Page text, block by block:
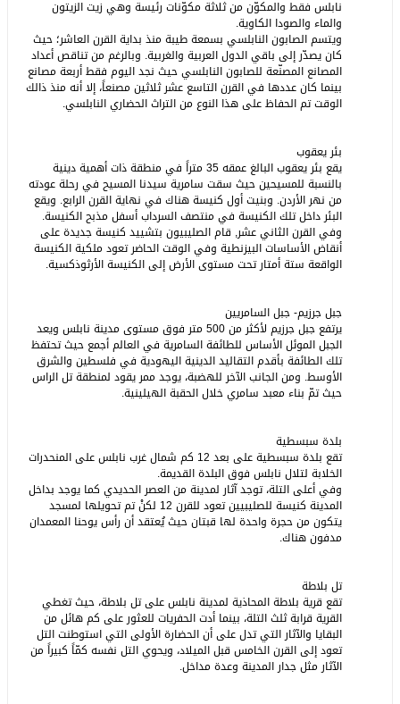
نابلس فقط والمكوّن من ثلاثة مكوّنات رئيسة وهي زيت الزيتون
والماء والصودا الكاوية.
ويتسم الصابون النابلسي بسمعة طيبة منذ بداية القرن العاشر؛ حيث
كان يصدّر إلى باقي الدول العربية والغربية. وبالرغم من تناقص أعداد
المصانع المصنّعة للصابون النابلسي حيث نجد اليوم فقط أربعة مصانع
بينما كان عددها في القرن التاسع عشر ثلاثين مصنعاً، إلا أنه منذ ذالك
الوقت تم الحفاظ على هذا النوع من التراث الحضاري النابلسي.
بئر يعقوب
يقع بئر يعقوب البالغ عمقه 35 متراً في منطقة ذات أهمية دينية
بالنسبة للمسيحين حيث سقت سامرية سيدنا المسيح في رحلة عودته
من نهر الأردن. وبنيت أول كنيسة هناك في نهاية القرن الرابع. ويقع
البئر داخل تلك الكنيسة في منتصف السرداب أسفل مذبح الكنيسة.
وفي القرن الثاني عشر, قام الصليبيون بتشييد كنيسة جديدة على
أنقاض الأساسات البيزنطية وفي الوقت الحاضر تعود ملكية الكنيسة
الواقعة ستة أمتار تحت مستوى الأرض إلى الكنيسة الأرثوذكسية.
جبل جرزيم- جبل السامريين
يرتفع جبل جرزيم لأكثر من 500 متر فوق مستوى مدينة نابلس ويعد
الجبل الموئل الأساس للطائفة السامرية في العالم أجمع حيث تحتفظ
تلك الطائفة بأقدم التقاليد الدينية اليهودية في فلسطين والشرق
الأوسط. ومن الجانب الآخر للهضبة، يوجد ممر يقود لمنطقة تل الراس
حيث تمّ بناء معبد سامري خلال الحقبة الهيلينية.
بلدة سبسطية
تقع بلدة سبسطية على بعد 12 كم شمال غرب نابلس على المنحدرات
الخلابة لتلال نابلس فوق البلدة القديمة.
وفي أعلى التلة، توجد آثار لمدينة من العصر الحديدي كما يوجد بداخل
المدينة كنيسة للصليبيين تعود للقرن 12 لكنْ تم تحويلها لمسجد
يتكون من حجرة واحدة لها قبتان حيث يُعتقد أن رأس يوحنا المعمدان
مدفون هناك.
تل بلاطة
تقع قرية بلاطة المحاذية لمدينة نابلس على تل بلاطة، حيث تغطي
القرية قرابة ثلث التلة، بينما أدت الحفريات للعثور على كم هائل من
البقايا والآثار التي تدل على أن الحضارة الأولى التي استوطنت التل
تعود إلى القرن الخامس قبل الميلاد، ويحوي التل نفسه كمّاً كبيراً من
الآثار مثل جدار المدينة وعدة مداخل.